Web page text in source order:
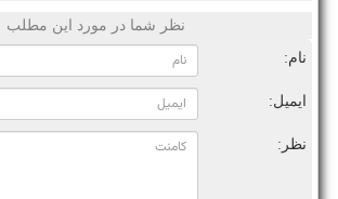
نظر شما در مورد این مطلب
نام:
ایمیل:
نظر: